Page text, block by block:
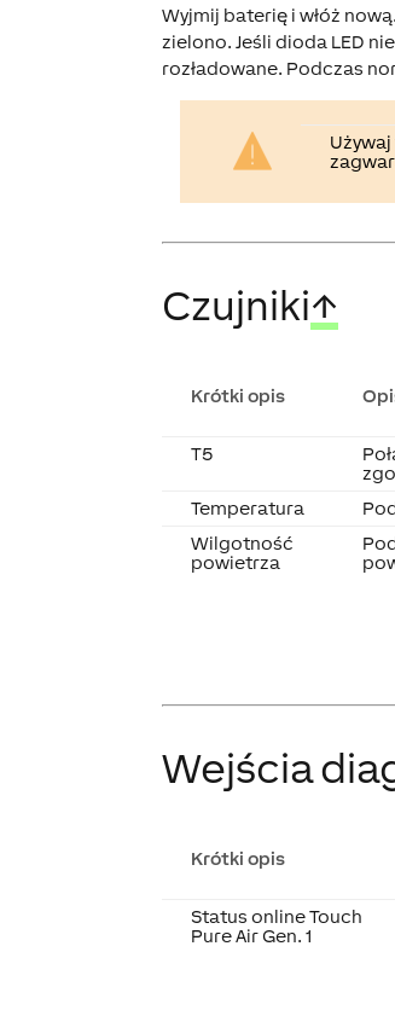
Wyjmij baterię i włóż
zielono. Jeśli dioda LED
rozładowane. Podczas
Czujniki↑
Krótki opis
T5
Temperatura
Wilgotność
powietrza
Wejścia
Krótki opis
Status online Touch
Pure Air Gen. 1